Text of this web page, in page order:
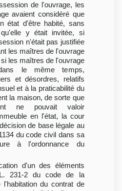
de l'ouvrage, les
avaient considéré que
état d'être habité, sans
qu'elle y était invitée, si
n'était pas justifiée
les maîtres de l'ouvrage
les maîtres de l'ouvrage
le même temps,
et désordres, relatifs
et à la praticabilité du
la maison, de sorte que
ne pouvait valoir
en l'état, la cour
de base légale au
du code civil dans sa
à l'ordonnance du
d'un des éléments
231-2 du code de la
l'habitation du contrat de